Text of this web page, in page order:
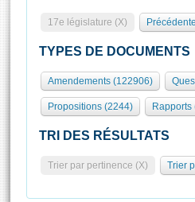
Présidence
577 députés
Groupes politiques
Séance publique
Commissions et autres
Europe et International
Pétitions
Rôle et pouvoirs de
Organisation de
Présidence Conférence des
Statistiques et chiffres clés
Visiter l'Assemblée
Visite virtuelle du palais
Assister à une séance
17e législature (X)
TYPES DE DOCUMENTS
Amendements (122906)
Propositions (2244) Rapports
TRI DES RÉSULTATS
Trier par pertinence (X) Trier